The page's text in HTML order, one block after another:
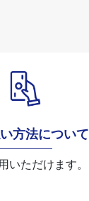
方法について
いただけます。